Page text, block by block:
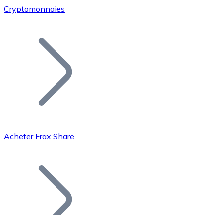
Rejoignez notre réseau de distributeurs et
Ajoutez le token de votre projet à notre service
Bitcoin
Cryptomonnaies
Acheter Frax Share